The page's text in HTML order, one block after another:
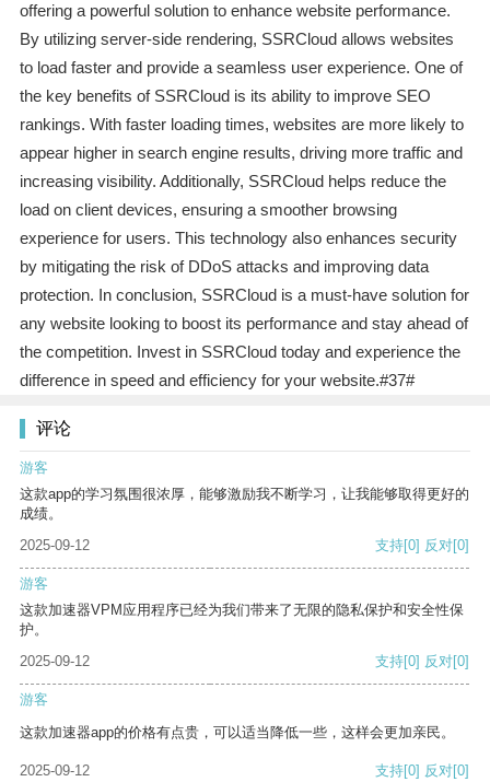
offering a powerful solution to enhance website performance.
By utilizing server-side rendering, SSRCloud allows websites
to load faster and provide a seamless user experience. One of
the key benefits of SSRCloud is its ability to improve SEO
rankings. With faster loading times, websites are more likely to
appear higher in search engine results, driving more traffic and
increasing visibility. Additionally, SSRCloud helps reduce the
load on client devices, ensuring a smoother browsing
experience for users. This technology also enhances security
by mitigating the risk of DDoS attacks and improving data
protection. In conclusion, SSRCloud is a must-have solution for
any website looking to boost its performance and stay ahead of
the competition. Invest in SSRCloud today and experience the
difference in speed and efficiency for your website.#37#
评论
游客
这款app的学习氛围很浓厚，能够激励我不断学习，让我能够取得更好的
成绩。
2025-09-12
支持[0] 反对[0]
游客
这款加速器VPM应用程序已经为我们带来了无限的隐私保护和安全性保
护。
2025-09-12
支持[0] 反对[0]
游客
这款加速器app的价格有点贵，可以适当降低一些，这样会更加亲民。
2025-09-12 支持[0] 反对[0]